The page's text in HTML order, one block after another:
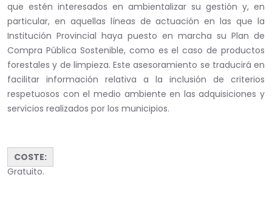
que estén interesados en ambientalizar su gestión y, en
particular, en aquellas líneas de actuación en las que la
Institución Provincial haya puesto en marcha su Plan de
Compra Pública Sostenible, como es el caso de productos
forestales y de limpieza. Este asesoramiento se traducirá en
facilitar información relativa a la inclusión de criterios
respetuosos con el medio ambiente en las adquisiciones y
servicios realizados por los municipios.
COSTE:
Gratuito.